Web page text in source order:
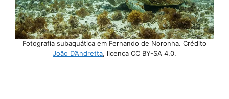
Fotografia subaquática em Fernando de Noronha. Crédito
João D’Andretta, licença CC BY-SA 4.0.